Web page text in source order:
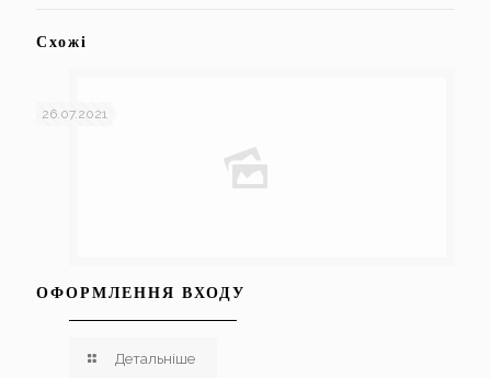
Схожі
26.07.2021
ОФОРМЛЕННЯ ВХОДУ
Детальніше